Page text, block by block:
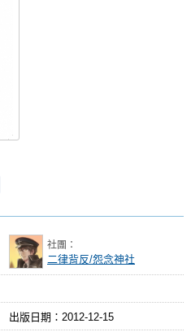
社團：
二律背反/怨念神社
出版日期： 2012-12-15